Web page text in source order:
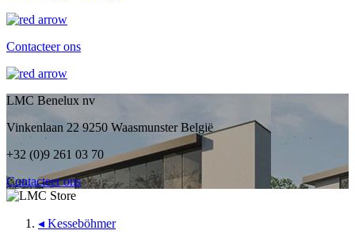
Contacteer ons
LMC Benelux nv
Vinkenlaan 22 9250 Waasmunster België
+32 (0)9 261 03 70
Contacteer ons
◂ Kesseböhmer